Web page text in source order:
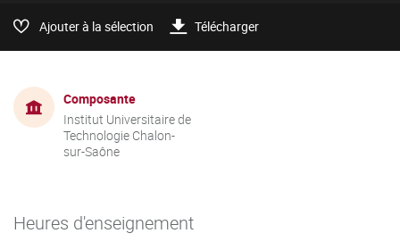
Ajouter à la sélection Télécharger
Composante
Institut Universitaire de
Technologie Chalon-
sur-Saône
Heures d'enseignement